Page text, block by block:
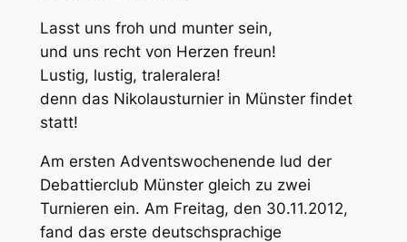
Lasst uns froh und munter sein,
und uns recht von Herzen freun!
Lustig, lustig, traleralera!
denn das Nikolausturnier in Münster findet
statt!
Am ersten Adventswochenende lud der
Debattierclub Münster gleich zu zwei
Turnieren ein. Am Freitag, den 30.11.2012,
fand das erste deutschsprachige